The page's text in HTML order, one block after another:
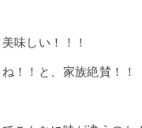
味しい！！！
！！と、家族絶賛！！